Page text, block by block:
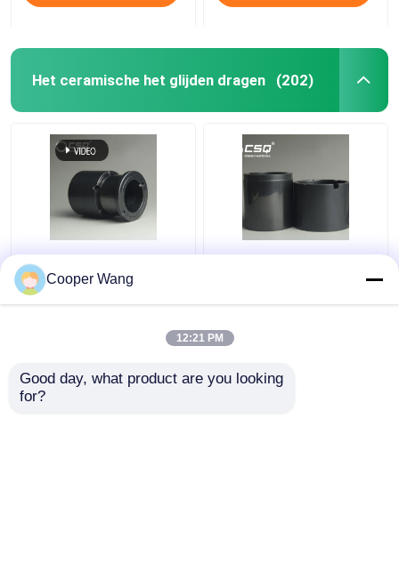
Het ceramische het glijden dragen (202)
Pompen Ceramische
Glijdende Dragende
fabrikanten SSiC
Ceramisch het Glijden
hoge temperatuur van
de Motorpomp
Cooper Wang
12:21 PM
Good day, what product are you looking
for?